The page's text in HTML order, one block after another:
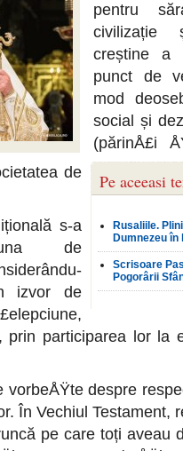
Pe aceeasi
Rusaliile.
Dumnezeu în
Scrisoare
Pogorârii
pentru
civilizație
creștine a
punct de
mod
social și
(părinÅ£i
de
s-a
de
izvor de
participarea lor la
vorbeÅŸte despre
În Vechiul Testament,
pe care toți aveau